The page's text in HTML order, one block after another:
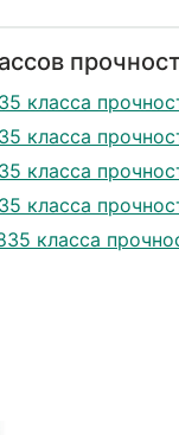
класса
класса
класса
класса
класса